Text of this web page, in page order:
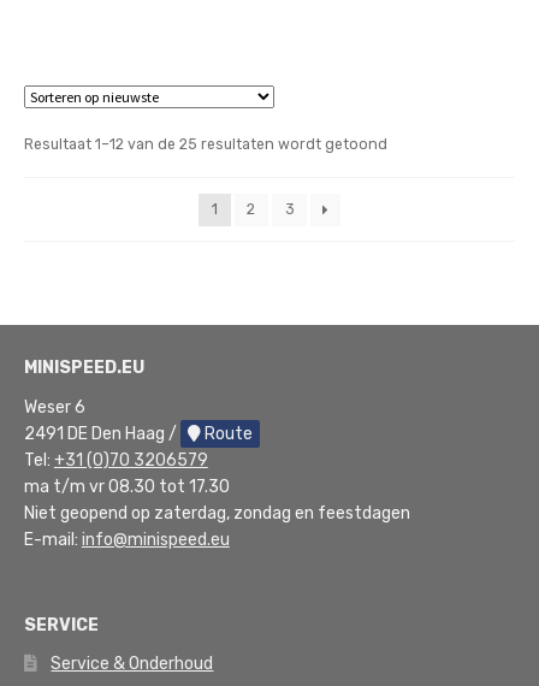
Resultaat 1–12 van de 25 resultaten wordt getoondGesorteerd
1
2 3
MINISPEED.EU
Weser 6
2491 DE Den Haag /
Route
Tel: +31 (0)70 3206579
ma t/m vr 08.30 tot 17.30
Niet geopend op zaterdag, zondag en feestdagen
E-mail: info@minispeed.eu
SERVICE
Service & Onderhoud